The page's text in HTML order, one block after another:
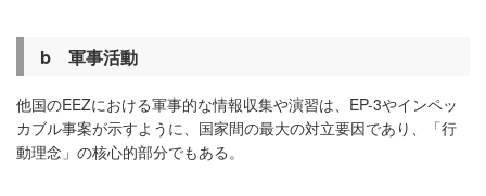
b 軍事活動
他国のEEZにおける軍事的な情報収集や演習は、EP-3やインペッ
カブル事案が示すように、国家間の最大の対立要因であり、「行
動理念」の核心的部分でもある。